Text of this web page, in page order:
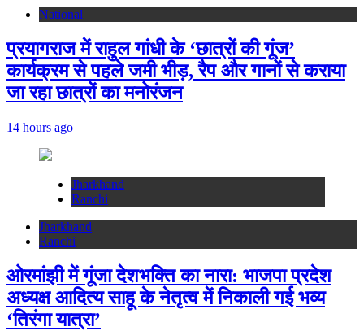
National
प्रयागराज में राहुल गांधी के ‘छात्रों की गूंज’
कार्यक्रम से पहले जमी भीड़, रैप और गानों से कराया
जा रहा छात्रों का मनोरंजन
14 hours ago
Jharkhand
Ranchi
Jharkhand
Ranchi
ओरमांझी में गूंजा देशभक्ति का नारा: भाजपा प्रदेश
अध्यक्ष आदित्य साहू के नेतृत्व में निकाली गई भव्य
‘तिरंगा यात्रा’